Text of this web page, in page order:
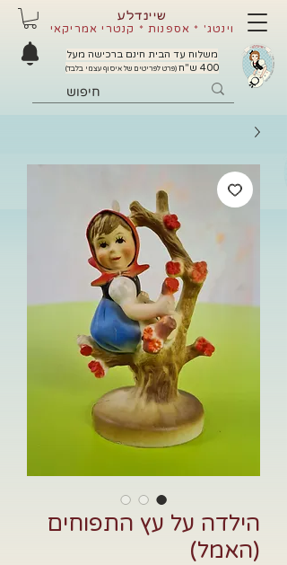
שיינדלע
וינטג' * אספנות * קנטרי אמריקאי
משלוח עד הבית חינם ברכישה מעל
400 ש"ח
(פרט לפריטים של איסוף עצמי בלבד)
הילדה על עץ התפוחים
(האמל)